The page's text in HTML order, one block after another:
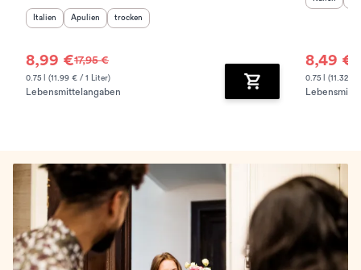
Herkunftsland:
Italien Herkunftsregion:
Apulien Geschmack
trocken
8,99 €17,95 €
0.75 l (11.99 € / 1 Liter)
Lebensmittelangaben Zum Warenkorb
8,49 €
0.75 l (11.32 €